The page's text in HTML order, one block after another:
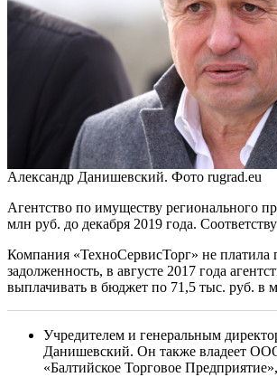
Александр Данишевский. Фото rugrad.eu
Агентство по имуществу регионального
млн руб. до декабря 2019 года.
Компания «ТехноСервисТорг» не платила
задолженность, в августе 2017 года
выплачивать в бюджет по 71,5 тыс. руб. в
Учредителем и генеральным
Данишевский. Он также владеет
«Балтийское Торговое